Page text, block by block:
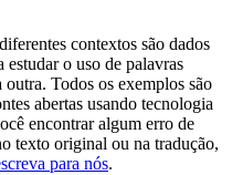
contextos são dados
o uso de palavras
outra. Todos os exemplos são
abertas usando tecnologia
encontrar algum erro de
texto original ou na tradução,
para nós.